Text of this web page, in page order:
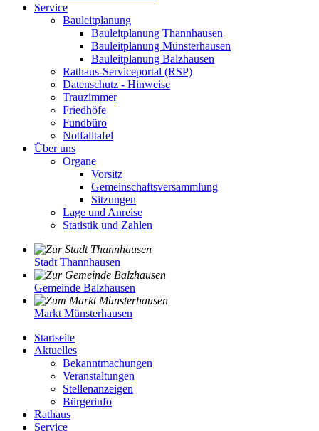
Service
Bauleitplanung
Bauleitplanung Thannhausen
Bauleitplanung Münsterhausen
Bauleitplanung Balzhausen
Rathaus-Serviceportal (RSP)
Datenschutz - Hinweise
Trauzimmer
Friedhöfe
Fundbüro
Notfalltafel
Über uns
Organe
Vorsitz
Gemeinschaftsversammlung
Sitzungen
Lage und Anreise
Statistik und Zahlen
Stadt Thannhausen
Gemeinde Balzhausen
Markt Münsterhausen
Startseite
Aktuelles
Bekanntmachungen
Veranstaltungen
Stellenanzeigen
Bürgerinfo
Rathaus
Service